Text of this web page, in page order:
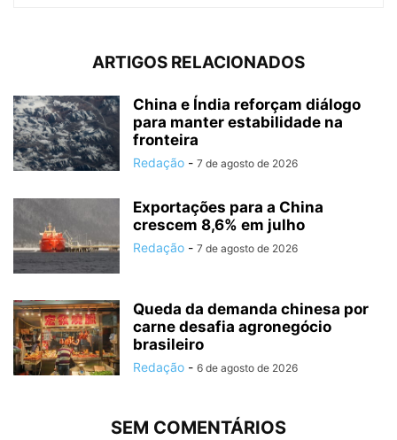
ARTIGOS RELACIONADOS
China e Índia reforçam diálogo
para manter estabilidade na
fronteira
Redação - 7 de agosto de 2026
Exportações para a China
crescem 8,6% em julho
Redação - 7 de agosto de 2026
Queda da demanda chinesa por
carne desafia agronegócio
brasileiro
Redação - 6 de agosto de 2026
SEM COMENTÁRIOS